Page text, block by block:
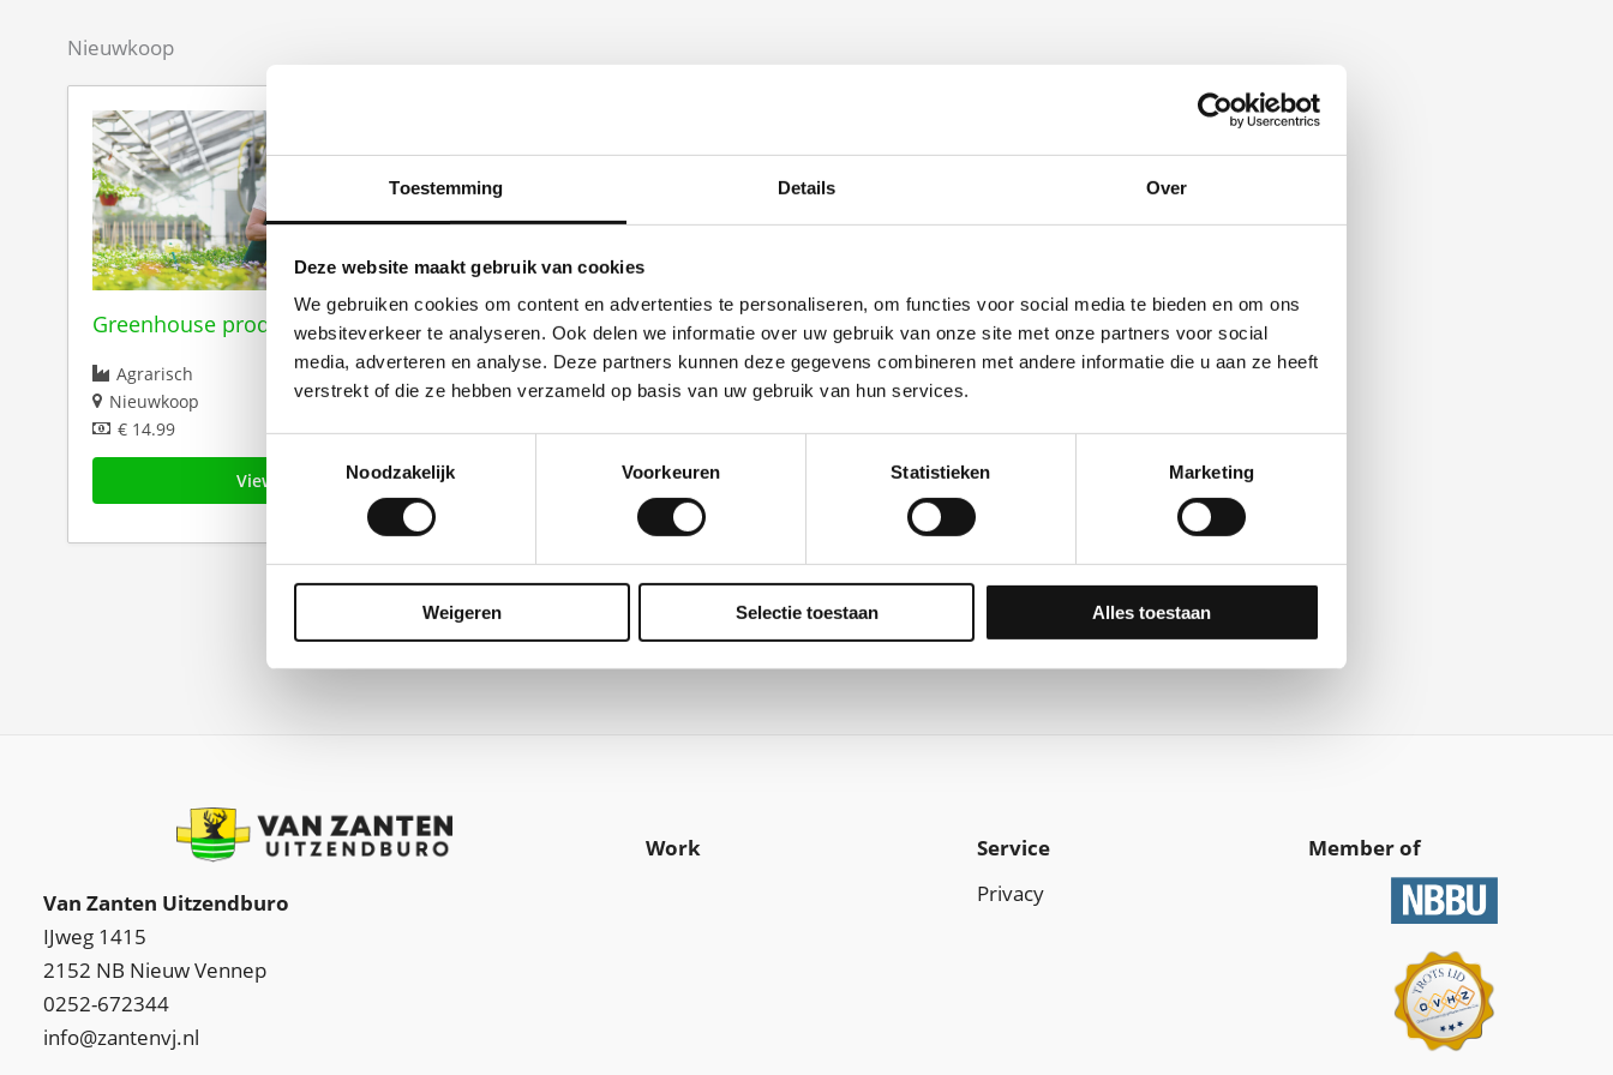
Toestemming Details Over
Deze website maakt gebruik van cookies
We gebruiken cookies om content en advertenties te personaliseren, om functies voor social media te bieden en om ons
websiteverkeer te analyseren. Ook delen we informatie over uw gebruik van onze site met onze partners voor social
media, adverteren en analyse. Deze partners kunnen deze gegevens combineren met andere informatie die u aan ze heeft
verstrekt of die ze hebben verzameld op basis van uw gebruik van hun services.
Noodzakelijk
Voorkeuren Statistieken Marketing
Weigeren Selectie toestaan Alles toestaan
Nieuwkoop
Greenhouse production worker
Agrarisch
Nieuwkoop
€ 14.99
View vacancy
Van Zanten Uitzendburo
IJweg 1415
2152 NB Nieuw Vennep
0252-672344
info@zantenvj.nl
Work
Service
Privacy
Member of